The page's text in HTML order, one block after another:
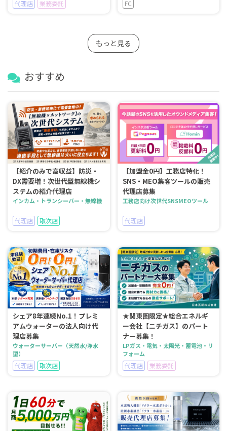
代理店 業務委託 FC
もっと見る
おすすめ
【紹介のみで高収益】防災・
DX需要増！次世代型無線機シ
ステムの紹介代理店
インカム・トランシーバー・無線機
代理店 取次店
【加盟金0円】工務店特化！
SNS・MEO集客ツールの販売
代理店募集
工務店向け次世代SNSMEOツール
代理店
シェア8年連続No.1！プレミ
アムウォーターの法人向け代
理店募集
ウォーターサーバー（天然水/浄水
型）
代理店 取次店
★関東圏限定★総合エネルギ
ー会社【ニチガス】のパート
ナー募集！
LPガス・電気・太陽光・蓄電池・リ
フォーム
代理店 業務委託